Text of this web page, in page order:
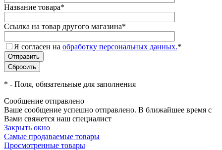
Название товара*
Ссылка на товар другого магазина*
Я согласен на обработку персональных данных.*
* - Поля, обязательные для заполнения
Сообщение отправлено
Ваше сообщение успешно отправлено. В ближайшее время с
Вами свяжется наш специалист
Закрыть окно
Самые продаваемые товары
Просмотренные товары